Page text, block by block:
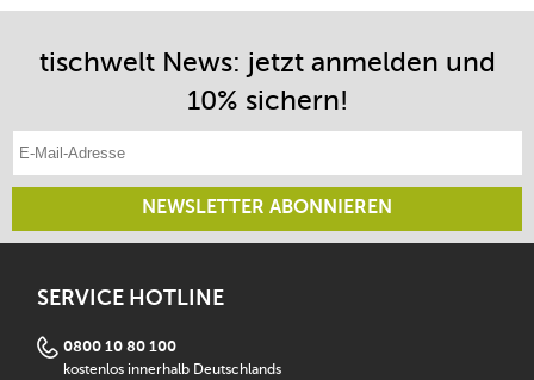
tischwelt News: jetzt anmelden und
10% sichern!
E-Mail-Adresse eintragen
NEWSLETTER ABONNIEREN
SERVICE HOTLINE
0800 10 80 100
kostenlos innerhalb Deutschlands